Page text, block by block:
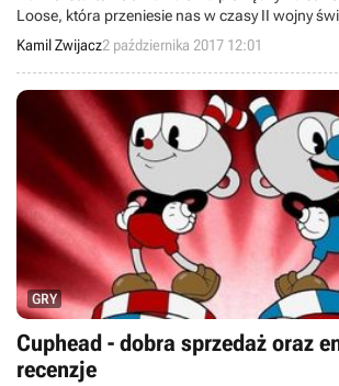
Loose, która przeniesie nas w czasy II wojny
zmierza na PC-ty, a jej premiera odbędzie się w
Kamil Zwijacz2 października 2017 12:01
GRY
Cuphead - dobra sprzedaż oraz
recenzje